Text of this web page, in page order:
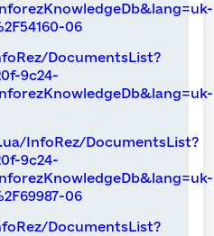
06
DocumentsList?
9c24-
InfoRez/DocumentsList?
9c24-
06
DocumentsList?